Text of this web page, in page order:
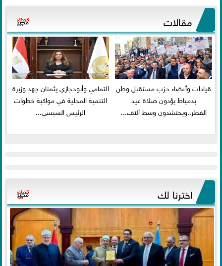
مقالات
قيادات وأعضاء حزب مستقبل وطن
بدمياط يؤدون صلاة عيد
الفطر..ويحتشدون وسط آلاف...
التمامي وأبوحجازي يثمنان جهد وزيرة
التنمية المحلية في مواكبة خطوات
الرئيس السيسي...
اخترنا لك